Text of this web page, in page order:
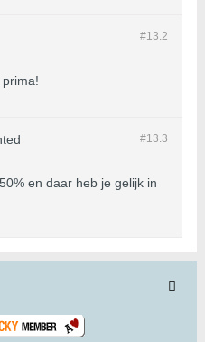
#13.2
#13.3
en daar heb je gelijk in